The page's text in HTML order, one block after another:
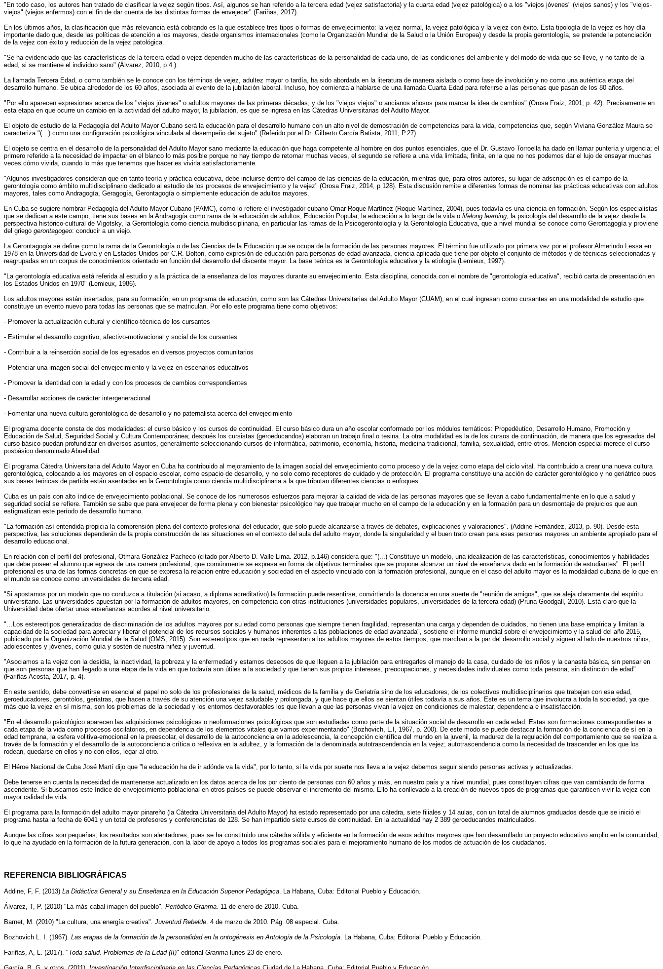
"En todo caso, los autores han tratado de clasificar la vejez según tipos. Así, algunos se han referido a la tercera edad (vejez satisfactoria) y la cuarta edad (vejez patológica) o a los "viejos jóvenes" (viejos sanos) y los "viejos-
viejos" (viejos enfermos) con el fin de dar cuenta de las distintas formas de envejecer" (Fariñas, 2017).
En los últimos años, la clasificación que más relevancia está cobrando es la que establece tres tipos o formas de envejecimiento: la vejez normal, la vejez patológica y la vejez con éxito. Esta tipología de la vejez es hoy día
importante dado que, desde las políticas de atención a los mayores, desde organismos internacionales (como la Organización Mundial de la Salud o la Unión Europea) y desde la propia gerontología, se pretende la potenciación
de la vejez con éxito y reducción de la vejez patológica.
"Se ha evidenciado que las características de la tercera edad o vejez dependen mucho de las características de la personalidad de cada uno, de las condiciones del ambiente y del modo de vida que se lleve, y no tanto de la
edad, si se mantiene el individuo sano" (Álvarez, 2010, p 4.).
La llamada Tercera Edad, o como también se le conoce con los términos de vejez, adultez mayor o tardía, ha sido abordada en la literatura de manera aislada o como fase de involución y no como una auténtica etapa del
desarrollo humano. Se ubica alrededor de los 60 años, asociada al evento de la jubilación laboral. Incluso, hoy comienza a hablarse de una llamada Cuarta Edad para referirse a las personas que pasan de los 80 años.
"Por ello aparecen expresiones acerca de los "viejos jóvenes" o adultos mayores de las primeras décadas, y de los "viejos viejos" o ancianos añosos para marcar la idea de cambios" (Orosa Fraiz, 2001, p. 42). Precisamente en
esta etapa en que ocurre un cambio en la actividad del adulto mayor, la jubilación, es que se ingresa en las Cátedras Universitarias del Adulto Mayor.
El objeto de estudio de la Pedagogía del Adulto Mayor Cubano será la educación para el desarrollo humano con un alto nivel de demostración de competencias para la vida, competencias que, según Viviana González Maura se
caracteriza "(…) como una configuración psicológica vinculada al desempeño del sujeto" (Referido por el Dr. Gilberto García Batista, 2011, P.27).
El objeto se centra en el desarrollo de la personalidad del Adulto Mayor sano mediante la educación que haga competente al hombre en dos puntos esenciales, que el Dr. Gustavo Torroella ha dado en llamar puntería y urgencia; el
primero referido a la necesidad de impactar en el blanco lo más posible porque no hay tiempo de retornar muchas veces, el segundo se refiere a una vida limitada, finita, en la que no nos podemos dar el lujo de ensayar muchas
veces cómo vivirla, cuando lo más que tenemos que hacer es vivirla satisfactoriamente.
"Algunos investigadores consideran que en tanto teoría y práctica educativa, debe incluirse dentro del campo de las ciencias de la educación, mientras que, para otros autores, su lugar de adscripción es el campo de la
gerontología como ámbito multidisciplinario dedicado al estudio de los procesos de envejecimiento y la vejez" (Orosa Fraiz, 2014, p 128). Esta discusión remite a diferentes formas de nominar las prácticas educativas con adultos
mayores, tales como Andragogía, Geragogía, Gerontagogía o simplemente educación de adultos mayores.
En Cuba se sugiere nombrar Pedagogía del Adulto Mayor Cubano (PAMC), como lo refiere el investigador cubano Omar Roque Martínez (Roque Martínez, 2004), pues todavía es una ciencia en formación. Según los especialistas
que se dedican a este campo, tiene sus bases en la Andragogía como rama de la educación de adultos, Educación Popular, la educación a lo largo de la vida o lifelong learning , la psicología del desarrollo de la vejez desde la
perspectiva histórico-cultural de Vigotsky, la Gerontología como ciencia multidisciplinaria, en particular las ramas de la Psicogerontología y la Gerontología Educativa, que a nivel mundial se conoce como Gerontagogía y proviene
del griego gerontagogeo: conducir a un viejo.
La Gerontagogía se define como la rama de la Gerontología o de las Ciencias de la Educación que se ocupa de la formación de las personas mayores. El término fue utilizado por primera vez por el profesor Almerindo Lessa en
1978 en la Universidad de Évora y en Estados Unidos por C.R. Bolton, como expresión de educación para personas de edad avanzada, ciencia aplicada que tiene por objeto el conjunto de métodos y de técnicas seleccionadas y
reagrupadas en un corpus de conocimientos orientado en función del desarrollo del discente mayor. La base teórica es la Gerontología educativa y la etiología (Lemieux, 1997).
"La gerontología educativa está referida al estudio y a la práctica de la enseñanza de los mayores durante su envejecimiento. Esta disciplina, conocida con el nombre de "gerontología educativa", recibió carta de presentación en
los Estados Unidos en 1970" (Lemieux, 1986).
Los adultos mayores están insertados, para su formación, en un programa de educación, como son las Cátedras Universitarias del Adulto Mayor (CUAM), en el cual ingresan como cursantes en una modalidad de estudio que
constituye un evento nuevo para todas las personas que se matriculan. Por ello este programa tiene como objetivos:
- Promover la actualización cultural y científico-técnica de los cursantes
- Estimular el desarrollo cognitivo, afectivo-motivacional y social de los cursantes
- Contribuir a la reinserción social de los egresados en diversos proyectos comunitarios
- Potenciar una imagen social del envejecimiento y la vejez en escenarios educativos
- Promover la identidad con la edad y con los procesos de cambios correspondientes
- Desarrollar acciones de carácter intergeneracional
- Fomentar una nueva cultura gerontológica de desarrollo y no paternalista acerca del envejecimiento
El programa docente consta de dos modalidades: el curso básico y los cursos de continuidad. El curso básico dura un año escolar conformado por los módulos temáticos: Propedéutico, Desarrollo Humano, Promoción y
Educación de Salud, Seguridad Social y Cultura Contemporánea; después los cursistas (geroeducandos) elaboran un trabajo final o tesina. La otra modalidad es la de los cursos de continuación, de manera que los egresados del
curso básico puedan profundizar en diversos asuntos, generalmente seleccionando cursos de informática, patrimonio, economía, historia, medicina tradicional, familia, sexualidad, entre otros. Mención especial merece el curso
posbásico denominado Abuelidad.
El programa Cátedra Universitaria del Adulto Mayor en Cuba ha contribuido al mejoramiento de la imagen social del envejecimiento como proceso y de la vejez como etapa del ciclo vital. Ha contribuido a crear una nueva cultura
gerontológica, colocando a los mayores en el espacio escolar, como espacio de desarrollo, y no solo como receptores de cuidado y de protección. El programa constituye una acción de carácter gerontológico y no geriátrico pues
sus bases teóricas de partida están asentadas en la Gerontología como ciencia multidisciplinaria a la que tributan diferentes ciencias o enfoques.
Cuba es un país con alto índice de envejecimiento poblacional. Se conoce de los numerosos esfuerzos para mejorar la calidad de vida de las personas mayores que se llevan a cabo fundamentalmente en lo que a salud y
seguridad social se refiere. También se sabe que para envejecer de forma plena y con bienestar psicológico hay que trabajar mucho en el campo de la educación y en la formación para un desmontaje de prejuicios que aun
estigmatizan este período de desarrollo humano.
"La formación así entendida propicia la comprensión plena del contexto profesional del educador, que solo puede alcanzarse a través de debates, explicaciones y valoraciones". (Addine Fernández, 2013, p. 90). Desde esta
perspectiva, las soluciones dependerán de la propia construcción de las situaciones en el contexto del aula del adulto mayor, donde la singularidad y el buen trato crean para esas personas mayores un ambiente apropiado para el
desarrollo educacional.
En relación con el perfil del profesional, Otmara González Pacheco (citado por Alberto D. Valle Lima. 2012, p.146) considera que: "(...) Constituye un modelo, una idealización de las características, conocimientos y habilidades
que debe poseer el alumno que egresa de una carrera profesional, que comúnmente se expresa en forma de objetivos terminales que se propone alcanzar un nivel de enseñanza dado en la formación de estudiantes". El perfil
profesional es una de las formas concretas en que se expresa la relación entre educación y sociedad en el aspecto vinculado con la formación profesional, aunque en el caso del adulto mayor es la modalidad cubana de lo que en
el mundo se conoce como universidades de tercera edad.
"Si apostamos por un modelo que no conduzca a titulación (si acaso, a diploma acreditativo) la formación puede resentirse, convirtiendo la docencia en una suerte de "reunión de amigos", que se aleja claramente del espíritu
universitario. Las universidades apuestan por la formación de adultos mayores, en competencia con otras instituciones (universidades populares, universidades de la tercera edad) (Pruna Goodgall, 2010). Está claro que la
Universidad debe ofertar unas enseñanzas acordes al nivel universitario.
"…Los estereotipos generalizados de discriminación de los adultos mayores por su edad como personas que siempre tienen fragilidad, representan una carga y dependen de cuidados, no tienen una base empírica y limitan la
capacidad de la sociedad para apreciar y liberar el potencial de los recursos sociales y humanos inherentes a las poblaciones de edad avanzada", sostiene el informe mundial sobre el envejecimiento y la salud del año 2015,
publicado por la Organización Mundial de la Salud (OMS, 2015). Son estereotipos que en nada representan a los adultos mayores de estos tiempos, que marchan a la par del desarrollo social y siguen al lado de nuestros niños,
adolescentes y jóvenes, como guía y sostén de nuestra niñez y juventud.
"Asociamos a la vejez con la desidia, la inactividad, la pobreza y la enfermedad y estamos deseosos de que lleguen a la jubilación para entregarles el manejo de la casa, cuidado de los niños y la canasta básica, sin pensar en
que son personas que han llegado a una etapa de la vida en que todavía son útiles a la sociedad y que tienen sus propios intereses, preocupaciones, y necesidades individuales como toda persona, sin distinción de edad"
(Fariñas Acosta, 2017, p. 4).
En este sentido, debe convertirse en esencial el papel no solo de los profesionales de la salud, médicos de la familia y de Geriatría sino de los educadores, de los colectivos multidisciplinarios que trabajan con esa edad,
geroeducadores, gerontólos, geriatras, que hacen a través de su atención una vejez saludable y prolongada, y que hace que ellos se sientan útiles todavía a sus años. Este es un tema que involucra a toda la sociedad, ya que
más que la vejez en sí misma, son los problemas de la sociedad y los entornos desfavorables los que llevan a que las personas vivan la vejez en condiciones de malestar, dependencia e insatisfacción.
"En el desarrollo psicológico aparecen las adquisiciones psicológicas o neoformaciones psicológicas que son estudiadas como parte de la situación social de desarrollo en cada edad. Estas son formaciones correspondientes a
cada etapa de la vida como procesos oscilatorios, en dependencia de los elementos vitales que vamos experimentando" (Bozhovich, L.I, 1967, p. 200). De este modo se puede destacar la formación de la conciencia de sí en la
edad temprana, la esfera volitiva-emocional en la preescolar, el desarrollo de la autoconciencia en la adolescencia, la concepción científica del mundo en la juvenil, la madurez de la regulación del comportamiento que se realiza a
través de la formación y el desarrollo de la autoconciencia crítica o reflexiva en la adultez, y la formación de la denominada autotrascendencia en la vejez; autotrascendencia como la necesidad de trascender en los que los
rodean, quedarse en ellos y no con ellos, legar al otro.
El Héroe Nacional de Cuba José Martí dijo que "la educación ha de ir adónde va la vida", por lo tanto, si la vida por suerte nos lleva a la vejez debemos seguir siendo personas activas y actualizadas.
Debe tenerse en cuenta la necesidad de mantenerse actualizado en los datos acerca de los por ciento de personas con 60 años y más, en nuestro país y a nivel mundial, pues constituyen cifras que van cambiando de forma
ascendente. Si buscamos este índice de envejecimiento poblacional en otros países se puede observar el incremento del mismo. Ello ha conllevado a la creación de nuevos tipos de programas que garanticen vivir la vejez con
mayor calidad de vida.
El programa para la formación del adulto mayor pinareño (la Cátedra Universitaria del Adulto Mayor) ha estado representado por una cátedra, siete filiales y 14 aulas, con un total de alumnos graduados desde que se inició el
programa hasta la fecha de 6041 y un total de profesores y conferencistas de 128. Se han impartido siete cursos de continuidad. En la actualidad hay 2 389 geroeducandos matriculados.
Aunque las cifras son pequeñas, los resultados son alentadores, pues se ha constituido una cátedra sólida y eficiente en la formación de esos adultos mayores que han desarrollado un proyecto educativo amplio en la comunidad,
lo que ha ayudado en la formación de la futura generación, con la labor de apoyo a todos los programas sociales para el mejoramiento humano de los modos de actuación de los ciudadanos.
REFERENCIA BIBLIOGRÁFICAS
Addine, F, F. (2013) La Didáctica General y su Enseñanza en la Educación Superior Pedagógica . La Habana, Cuba: Editorial Pueblo y Educación.
Álvarez, T, P. (2010) "La más cabal imagen del pueblo" . Periódico Granma. 11 de enero de 2010. Cuba.
Barnet, M. (2010) "La cultura, una energía creativa" . Juventud Rebelde . 4 de marzo de 2010. Pág. 08 especial. Cuba.
Bozhovich L. I. (1967). Las etapas de la formación de la personalidad en la ontogénesis en Antología de la Psicología . La Habana, Cuba: Editorial Pueblo y Educación.
Fariñas, A, L. (2017). "Toda salud. Problemas de la Edad (II)" editorial Granma lunes 23 de enero.